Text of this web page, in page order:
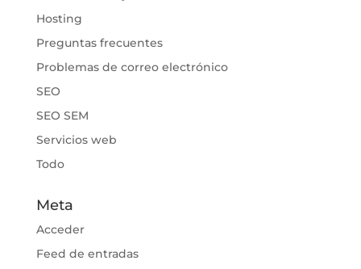
Hosting
Preguntas frecuentes
Problemas de correo electrónico
SEO
SEO SEM
Servicios web
Todo
Meta
Acceder
Feed de entradas